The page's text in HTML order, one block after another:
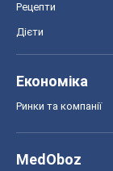
Рецепти
Дієти
Економіка
Ринки та компанії
MedOboz